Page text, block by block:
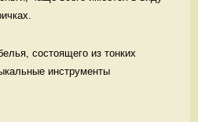
состоящего из тонких
инструменты